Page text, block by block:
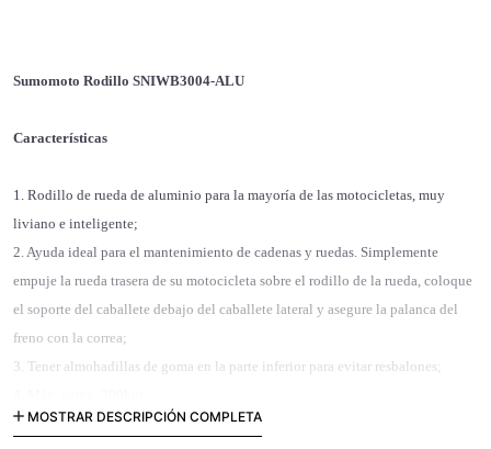
Sumomoto Rodillo SNIWB3004-ALU
Características
1. Rodillo de rueda de aluminio para la mayoría de las motocicletas, muy
liviano e inteligente;
2. Ayuda ideal para el mantenimiento de cadenas y ruedas. Simplemente
empuje la rueda trasera de su motocicleta sobre el rodillo de la rueda, coloque
el soporte del caballete debajo del caballete lateral y asegure la palanca del
freno con la correa;
3. Tener almohadillas de goma en la parte inferior para evitar resbalones;
5. Dimensiones (L x An x Al): aprox. 30,5 cm x 23 cm x 3,5 cm
MOSTRAR DESCRIPCIÓN COMPLETA